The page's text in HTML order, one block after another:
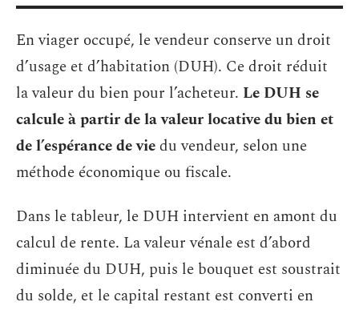
En viager occupé, le vendeur conserve un droit
d’usage et d’habitation (DUH). Ce droit réduit
la valeur du bien pour l’acheteur. Le DUH se
calcule à partir de la valeur locative du bien et
de l’espérance de viedu vendeur, selon une
méthode économique ou fiscale.
Dans le tableur, le DUH intervient en amont du
calcul de rente. La valeur vénale est d’abord
diminuée du DUH, puis le bouquet est soustrait
du solde, et le capital restant est converti en